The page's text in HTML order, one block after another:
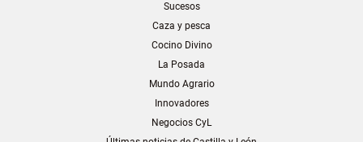
Sucesos
Caza y pesca
Cocino Divino
La Posada
Mundo Agrario
Innovadores
Negocios CyL